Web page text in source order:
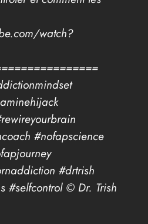
watch?
#nofapscience
#drtrish
#selfcontrol © Dr. Trish